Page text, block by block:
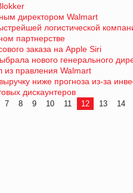
директором Walmart
логистической
партнерстве
заказа на Apple Siri
нового генерального
правления Walmart
ниже прогноза из-за
дискаунтеров
7 8 9 10 11 12 13 14